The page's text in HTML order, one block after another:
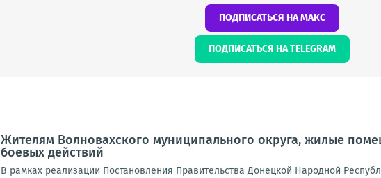
ПОДПИСАТЬСЯ НА МАКС
ПОДПИСАТЬСЯ НА TELEGRAM
Жителям Волновахского муниципального округа, жилые
боевых действий
В рамках реализации Постановления Правительства Донецкой Народной